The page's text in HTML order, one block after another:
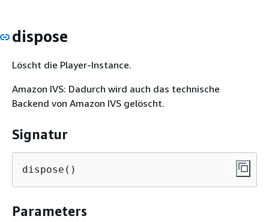
dispose
Löscht die Player-Instance.
Amazon IVS: Dadurch wird auch das technische
Backend von Amazon IVS gelöscht.
Signatur
dispose()
Parameters